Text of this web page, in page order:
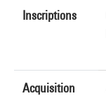
Inscriptions
Acquisition